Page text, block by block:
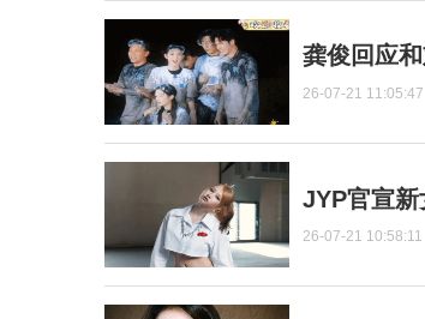
龚俊回应
26-07-21 11:05:47
JYP官宣
26-07-21 10:58:11